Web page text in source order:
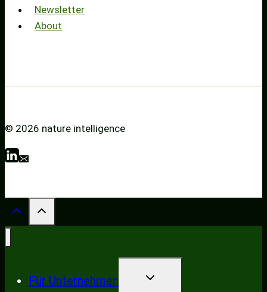
Newsletter
About
© 2026 nature intelligence
Für Unternehmen
UNTERMENÜ
UMSCHALTEN